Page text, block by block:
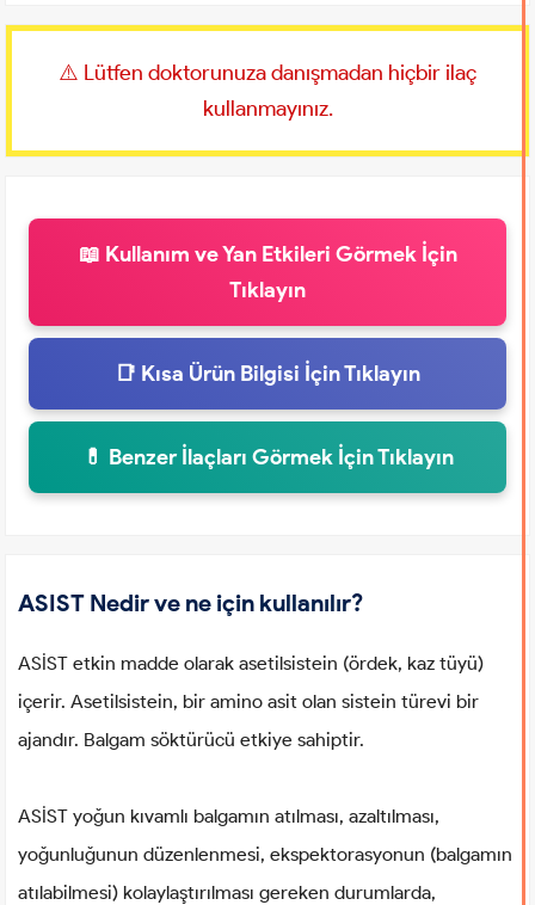
⚠️ Lütfen doktorunuza danışmadan hiçbir ilaç
kullanmayınız.
📖 Kullanım ve Yan Etkileri Görmek İçin
Tıklayın
📑 Kısa Ürün Bilgisi İçin Tıklayın
💊 Benzer İlaçları Görmek İçin Tıklayın
ASIST Nedir ve ne için kullanılır?
ASİST etkin madde olarak asetilsistein (ördek, kaz tüyü)
içerir. Asetilsistein, bir amino asit olan sistein türevi bir
ajandır. Balgam söktürücü etkiye sahiptir.
ASİST yoğun kıvamlı balgamın atılması, azaltılması,
yoğunluğunun düzenlenmesi, ekspektorasyonun (balgamın
atılabilmesi) kolaylaştırılması gereken durumlarda,